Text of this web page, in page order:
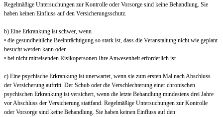
Regelmäßige Untersuchungen zur Kontrolle oder Vorsorge sind keine Behandlung. Sie
haben keinen Einfluss auf den Versicherungsschutz.
b) Eine Erkrankung ist schwer, wenn
• die gesundheitliche Beeinträchtigung so stark ist, dass die Veranstaltung nicht wie geplant
besucht werden kann oder
• bei nicht mitreisenden Risikopersonen Ihre Anwesenheit erforderlich ist.
c) Eine psychische Erkrankung ist unerwartet, wenn sie zum ersten Mal nach Abschluss
der Versicherung auftritt. Der Schub oder die Verschlechterung einer chronischen
psychischen Erkrankung ist versichert, wenn die letzte Behandlung mindestens drei Jahre
vor Abschluss der Versicherung stattfand. Regelmäßige Untersuchungen zur Kontrolle
oder Vorsorge sind keine Behandlung. Sie haben keinen Einfluss auf den